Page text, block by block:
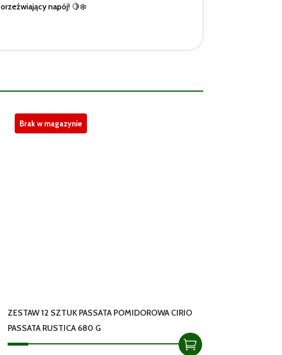
napój! 🍋❄️
ZESTAW 12 SZTUK PASSATA POMIDOROWA CIRIO
PASSATA RUSTICA 680 G
Brak w magazynie